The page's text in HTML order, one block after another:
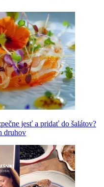
jesť a pridať do šalátov?
druhov